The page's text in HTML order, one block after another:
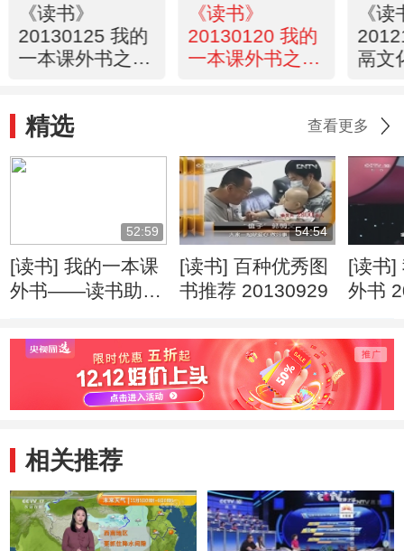
《读书》
20130125 我的
一本课外书之雷
《读书》
20130120 我的
一本课外书之雷
《
鬲文
精选 查看更多
52:59
[读书] 我的一本课
外书——读书助他
54:54
[读书] 百种优秀图
书推荐 20130929
[读书]
外书
相关推荐